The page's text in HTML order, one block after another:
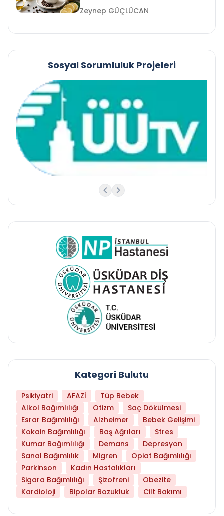
Zeynep GÜÇLÜCAN
Sosyal Sorumluluk Projeleri
Kategori Bulutu
Psikiyatri AFAZİ
Tüp Bebek
Alkol Bağımlılığı
Otizm
Saç Dökülmesi
Esrar Bağımlılığı
Alzheimer
Bebek Gelişimi
Kokain Bağımlılığı
Baş Ağrıları
Stres
Kumar Bağımlılığı
Demans
Depresyon
Sanal Bağımlılık
Migren
Opiat Bağımlılığı
Parkinson
Kadın Hastalıkları
Sigara Bağımlılığı
Şizofreni
Obezite
Kardioloji
Bipolar Bozukluk Cilt Bakımı